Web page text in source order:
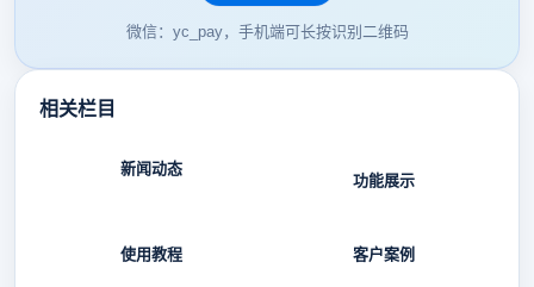
微信：yc_pay，手机端可长按识别二维码
相关栏目
新闻动态
功能展示
使用教程 客户案例